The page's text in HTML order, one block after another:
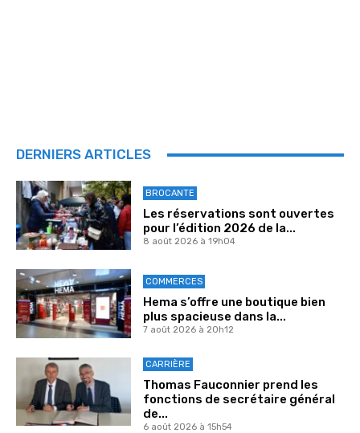
DERNIERS ARTICLES
BROCANTE
Les réservations sont ouvertes
pour l’édition 2026 de la...
8 août 2026 à 19h04
COMMERCES
Hema s’offre une boutique bien
plus spacieuse dans la...
7 août 2026 à 20h12
CARRIÈRE
Thomas Fauconnier prend les
fonctions de secrétaire général
de...
6 août 2026 à 15h54